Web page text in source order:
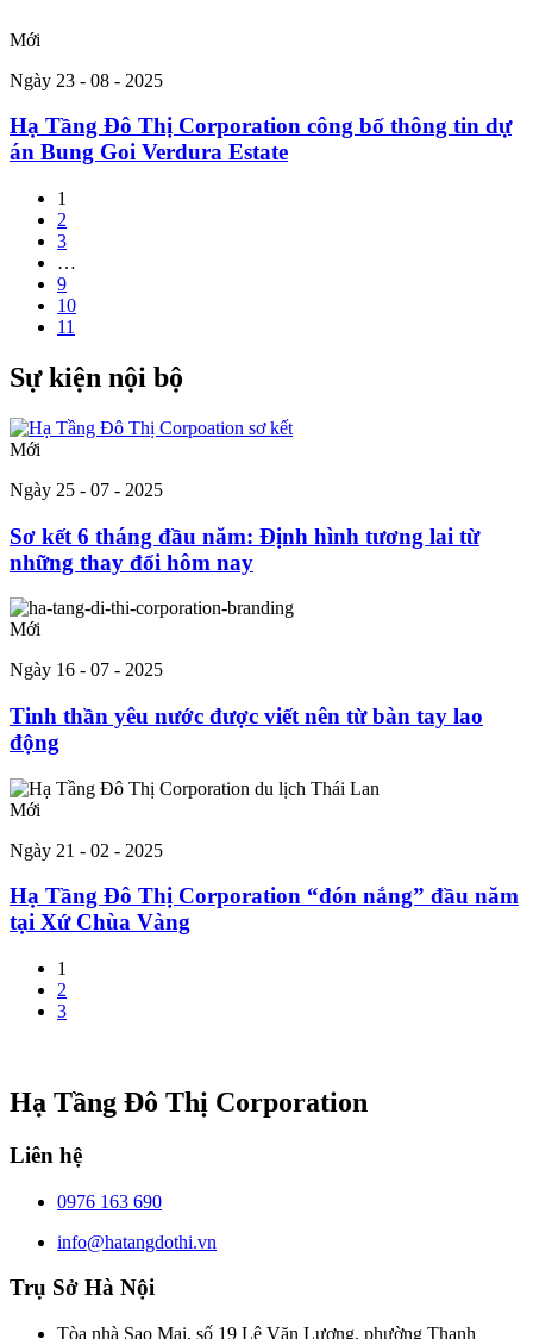
Mới
Ngày 23 - 08 - 2025
Hạ Tầng Đô Thị Corporation công bố thông tin dự
án Bung Goi Verdura Estate
1
2
3
…
9
10
11
Sự kiện nội bộ
Mới
Ngày 25 - 07 - 2025
Sơ kết 6 tháng đầu năm: Định hình tương lai từ
những thay đổi hôm nay
Mới
Ngày 16 - 07 - 2025
Tinh thần yêu nước được viết nên từ bàn tay lao
động
Mới
Ngày 21 - 02 - 2025
Hạ Tầng Đô Thị Corporation “đón nắng” đầu năm
tại Xứ Chùa Vàng
1
2
3
Hạ Tầng Đô Thị Corporation
Liên hệ
0976 163 690
info@hatangdothi.vn
Trụ Sở Hà Nội
Tòa nhà Sao Mai, số 19 Lê Văn Lương, phường Thanh